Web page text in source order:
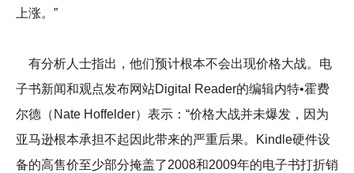
上涨。”
有分析人士指出，他们预计根本不会出现价格大战。电
子书新闻和观点发布网站Digital Reader的编辑内特•霍费
尔德（Nate Hoffelder）表示：“价格大战并未爆发，因为
亚马逊根本承担不起因此带来的严重后果。Kindle硬件设
备的高售价至少部分掩盖了2008和2009年的电子书打折销